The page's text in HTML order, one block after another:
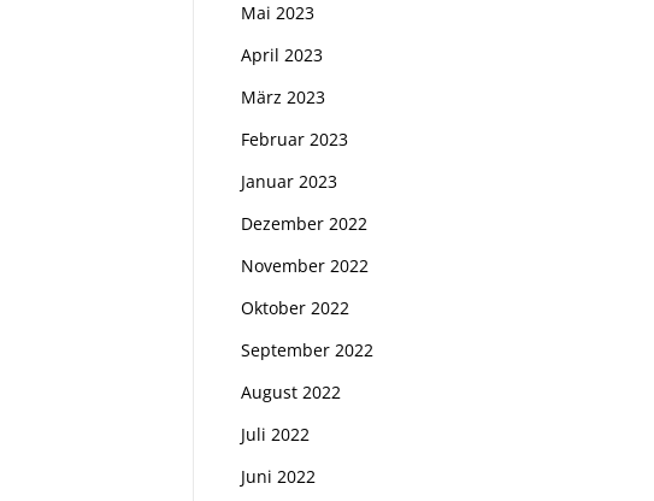
Mai 2023
April 2023
März 2023
Februar 2023
Januar 2023
Dezember 2022
November 2022
Oktober 2022
September 2022
August 2022
Juli 2022
Juni 2022